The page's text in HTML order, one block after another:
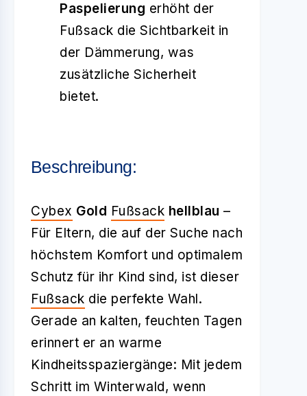
Paspelierung erhöht der
Fußsack die Sichtbarkeit in
der Dämmerung, was
zusätzliche Sicherheit
bietet.
Beschreibung:
Cybex Gold Fußsack hellblau –
Für Eltern, die auf der Suche nach
höchstem Komfort und optimalem
Schutz für ihr Kind sind, ist dieser
Fußsack die perfekte Wahl.
Gerade an kalten, feuchten Tagen
erinnert er an warme
Kindheitsspaziergänge: Mit jedem
Schritt im Winterwald, wenn